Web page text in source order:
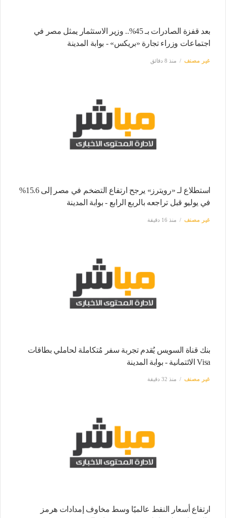
بعد قفزة الصادرات بـ 45%.. وزير الاستثمار يمثل مصر في
اجتماعات وزراء تجارة «بريكس» - بوابة المدينة
غير مصنف منذ 8 دقائق
استطلاع لـ «رويترز» يرجح ارتفاع التضخم في مصر إلى 15.6%
في يوليو قبل تراجعه بالربع الرابع - بوابة المدينة
غير مصنف منذ 16 دقيقة
بنك قناة السويس يُقدم تجربة سفر مُتكاملة لحاملي بطاقات
Visa الائتمانية - بوابة المدينة
غير مصنف منذ 32 دقيقة
ارتفاع أسعار النفط عالميًا وسط مخاوف إمدادات هرمز